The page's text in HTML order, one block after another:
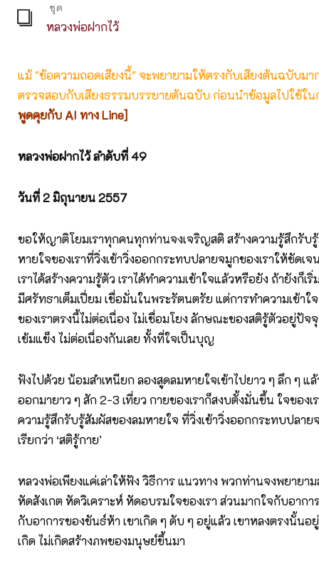
ชุด
หลวงพ่อฝากไว้
แม้ "ข้อความถอดเสียงนี้" จะพยายามให้ตรงกับเสียงต้นฉบับม
ตรวจสอบกับเสียงธรรมบรรยายต้นฉบับ ก่อนนำข้อมูลไปใช้ใน
พูดคุยกับ AI ทาง Line]
หลวงพ่อฝากไว้ ลำดับที่ 49
วันที่ 2มิถุนายน 2557
ขอให้ญาติโยมเราทุกคนทุกท่านจงเจริญสติ สร้างความรู้สึกรับ
หายใจของเราที่วิ่งเข้าวิ่งออกกระทบปลายจมูกของเราให้ชัดเ
เราได้สร้างความรู้ตัว เราได้ทำความเข้าใจแล้วหรือยัง ถ้ายังก็เริ่
มีศรัทธาเต็มเปี่ยม เชื่อมั่นในพระรัตนตรัย แต่การทำความเข้าใ
ของเราตรงนี้ไม่ต่อเนื่อง ไม่เชื่อมโยง ลักษณะของสติรู้ตัวอยู่ปัจ
เข้มแข็ง ไม่ต่อเนื่องกันเลย ทั้งที่ใจเป็นบุญ
ฟังไปด้วย น้อมสำเหนียก ลองสูดลมหายใจเข้าไปยาว ๆ ลึก ๆ แ
ออกมายาว ๆ สัก 2-3 เที่ยว กายของเราก็สงบตั้งมั่นขึ้น ใจของ
ความรู้สึกรับรู้สัมผัสของลมหายใจ ที่วิ่งเข้าวิ่งออกกระทบปลาย
เรียกว่า ‘สติรู้กาย’
หลวงพ่อเพียงแค่เล่าให้ฟัง วิธีการ แนวทาง พวกท่านจงพยายา
หัดสังเกต หัดวิเคราะห์ หัดอบรมใจของเรา ส่วนมากใจกับอากา
กับอาการของขันธ์ห้า เขาเกิด ๆ ดับ ๆ อยู่แล้ว เขาหลงตรงนั้นอ
เกิด ไม่เกิดสร้างภพของมนุษย์ขึ้นมา